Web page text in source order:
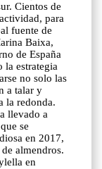
Cientos de
para
fuente de
Baixa,
de España
la estrategia
no solo las
a talar y
la redonda.
llevado a
se
en 2017,
almendros.
en